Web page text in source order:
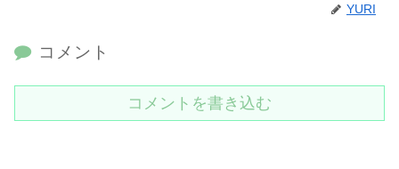
YURI
コメント
コメントを書き込む